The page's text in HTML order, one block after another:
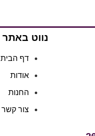
נווט באתר
דף הבית
אודות
החנות
צור קשר